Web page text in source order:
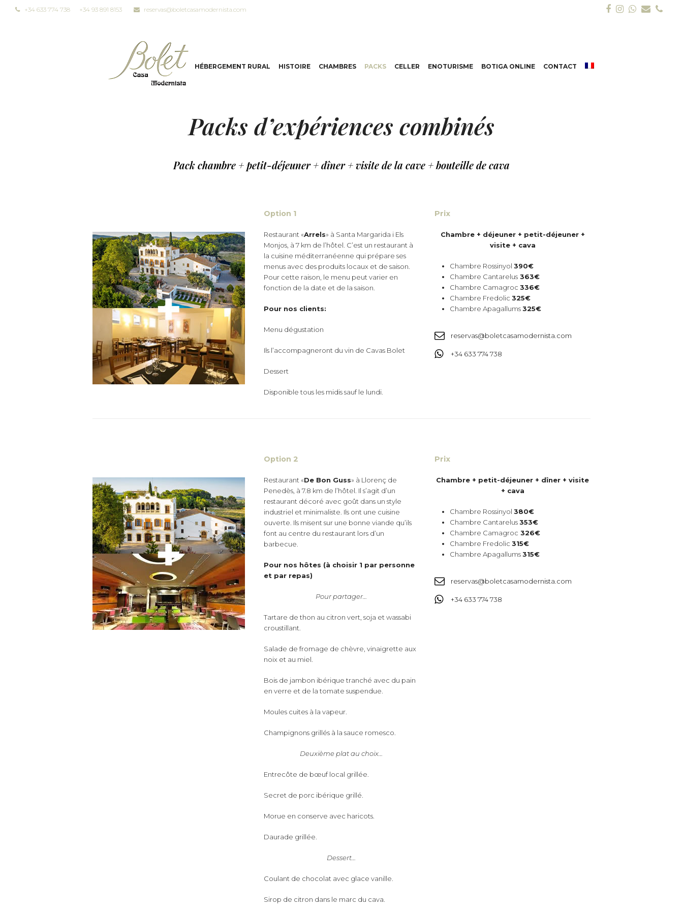
+34 633 774 738 +34 93 891 8153 reservas@boletcasamodernista.com Facebook
Instagram
Email
HÉBERGEMENT RURAL HISTOIRE CHAMBRES PACKS CELLER ENOTURISME BOTIGA ONLINE CONTACT
Packs d’expériences combinés
Pack chambre + petit-déjeuner + dîner + visite de la cave + bouteille de cava
Option 1
Restaurant «Arrels» à Santa Margarida i Els
Monjos, à 7 km de l’hôtel. C’est un restaurant à
la cuisine méditerranéenne qui prépare ses
menus avec des produits locaux et de saison.
Pour cette raison, le menu peut varier en
fonction de la date et de la saison.
Pour nos clients:
Menu dégustation
Ils l’accompagneront du vin de Cavas Bolet
Dessert
Disponible tous les midis sauf le lundi.
Prix
Chambre + déjeuner + petit-déjeuner +
visite + cava
Chambre Rossinyol390€
Chambre Cantarelus 363€
Chambre Camagroc336€
Chambre Fredolic325€
Chambre Apagallums325€
reservas@boletcasamodernista.com
+34 633 774 738
Option 2
Restaurant «De Bon Guss» à Llorenç de
Penedès, à 7.8 km de l’hôtel. Il s’agit d’un
restaurant décoré avec goût dans un style
industriel et minimaliste. Ils ont une cuisine
ouverte. Ils misent sur une bonne viande qu’ils
font au centre du restaurant lors d’un
barbecue.
Pour nos hôtes (à choisir 1 par personne
et par repas)
Pour partager…
Tartare de thon au citron vert, soja et wassabi
croustillant.
Salade de fromage de chèvre, vinaigrette aux
noix et au miel.
Bois de jambon ibérique tranché avec du pain
en verre et de la tomate suspendue.
Moules cuites à la vapeur.
Champignons grillés à la sauce romesco.
Deuxième plat au choix…
Entrecôte de bœuf local grillée.
Secret de porc ibérique grillé.
Morue en conserve avec haricots.
Daurade grillée.
Dessert…
Coulant de chocolat avec glace vanille.
Sirop de citron dans le marc du cava.
Prix
Chambre + petit-déjeuner + dîner + visite
+ cava
Chambre Rossinyol380€
Chambre Cantarelus353€
Chambre Camagroc 326€
Chambre Fredolic315€
Chambre Apagallums315€
reservas@boletcasamodernista.com
+34 633 774 738